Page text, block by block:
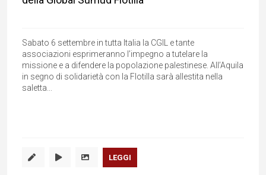
Sabato 6 settembre in tutta Italia la CGIL e tante
associazioni esprimeranno l’impegno a tutelare la
missione e a difendere la popolazione palestinese. All’Aquila
in segno di solidarietà con la Flotilla sarà allestita nella
saletta...
LEGGI